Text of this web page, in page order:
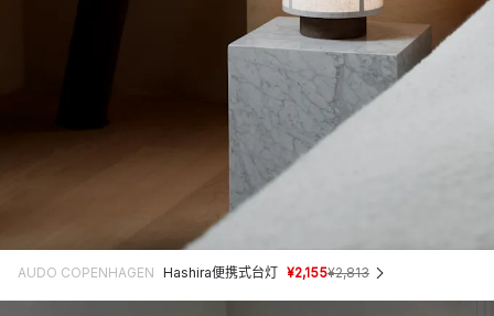
AUDO COPENHAGEN Hashira便携式台灯 ¥2,155¥2,813